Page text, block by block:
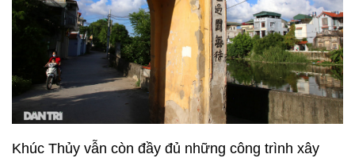
Khúc Thủy vẫn còn đầy đủ những công trình xây